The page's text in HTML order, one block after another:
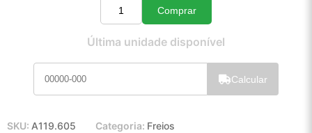
Quantidade
Comprar
Última unidade disponível
Calcular
SKU: A119.605 Categoria: Freios